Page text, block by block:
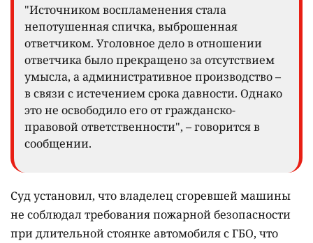
"Источником воспламенения стала
непотушенная спичка, выброшенная
ответчиком. Уголовное дело в отношении
ответчика было прекращено за отсутствием
умысла, а административное производство –
в связи с истечением срока давности. Однако
это не освободило его от гражданско-
правовой ответственности", – говорится в
сообщении.
Суд установил, что владелец сгоревшей машины
не соблюдал требования пожарной безопасности
при длительной стоянке автомобиля с ГБО, что